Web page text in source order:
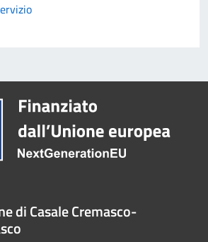
di Casale Cremasco-